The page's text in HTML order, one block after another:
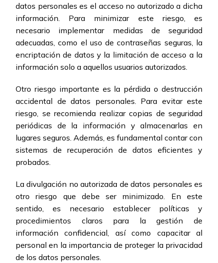
datos personales es el acceso no autorizado a dicha
información. Para minimizar este riesgo, es
necesario implementar medidas de seguridad
adecuadas, como el uso de contraseñas seguras, la
encriptación de datos y la limitación de acceso a la
información solo a aquellos usuarios autorizados.
Otro riesgo importante es la pérdida o destrucción
accidental de datos personales. Para evitar este
riesgo, se recomienda realizar copias de seguridad
periódicas de la información y almacenarlas en
lugares seguros. Además, es fundamental contar con
sistemas de recuperación de datos eficientes y
probados.
La divulgación no autorizada de datos personales es
otro riesgo que debe ser minimizado. En este
sentido, es necesario establecer políticas y
procedimientos claros para la gestión de
información confidencial, así como capacitar al
personal en la importancia de proteger la privacidad
de los datos personales.